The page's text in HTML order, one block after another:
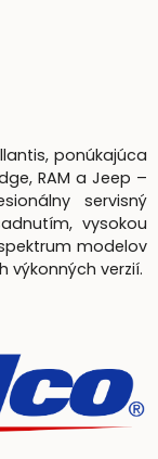
ponúkajúca
RAM a Jeep –
servisný
vysokou
modelov
výkonných verzií.